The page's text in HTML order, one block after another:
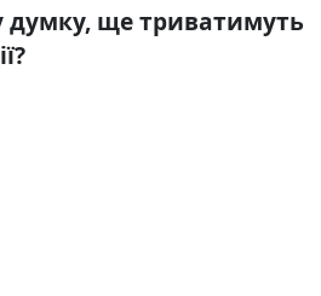
думку, ще триватимуть